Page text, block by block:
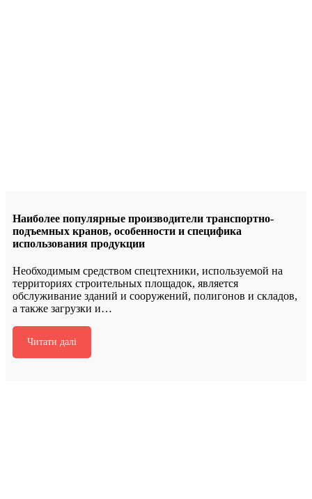
Наиболее популярные производители транспортно-
подъемных кранов, особенности и специфика
использования продукции
Необходимым средством спецтехники, используемой на
территориях строительных площадок, является
обслуживание зданий и сооружений, полигонов и складов,
а также загрузки и…
Читати далі